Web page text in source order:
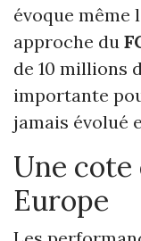
évoque même
approche du
de 10 millions
importante
jamais évolué
Une
Europe